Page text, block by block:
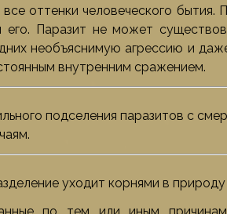
оттенки человеческого бытия.
его. Паразит не может
необъяснимую агрессию и
внутренним сражением.
подселения паразитов с
уходит корнями в